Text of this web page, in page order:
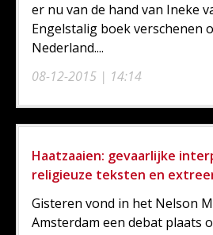
08-12-2015 | 14:14
er nu van de hand van Ineke
Engelstalig boek verschenen
Nederland....
Haatzaaien: gevaarlijke
religieuze teksten en
Gisteren vond in het Nelson
Amsterdam een debat plaats